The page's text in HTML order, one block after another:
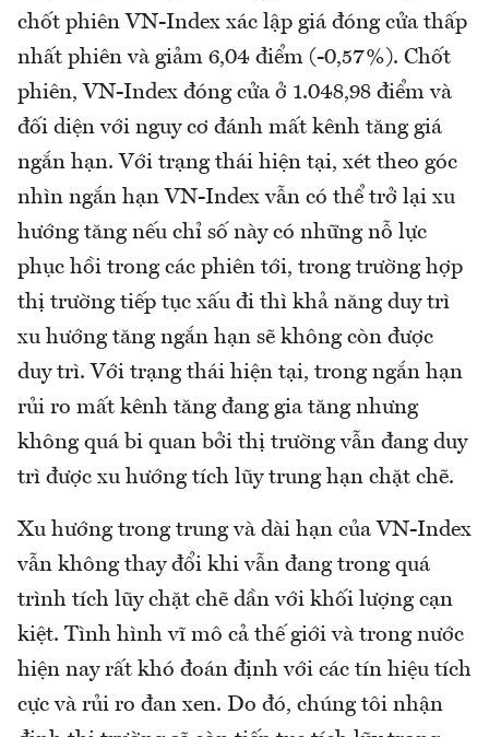
chốt phiên VN-Index xác lập giá đóng cửa thấp
nhất phiên và giảm 6,04 điểm (-0,57%). Chốt
phiên, VN-Index đóng cửa ở 1.048,98 điểm và
đối diện với nguy cơ đánh mất kênh tăng giá
ngắn hạn. Với trạng thái hiện tại, xét theo góc
nhìn ngắn hạn VN-Index vẫn có thể trở lại xu
hướng tăng nếu chỉ số này có những nỗ lực
phục hồi trong các phiên tới, trong trường hợp
thị trường tiếp tục xấu đi thì khả năng duy trì
xu hướng tăng ngắn hạn sẽ không còn được
duy trì. Với trạng thái hiện tại, trong ngắn hạn
rủi ro mất kênh tăng đang gia tăng nhưng
không quá bi quan bởi thị trường vẫn đang duy
trì được xu hướng tích lũy trung hạn chặt chẽ.
Xu hướng trong trung và dài hạn của VN-Index
vẫn không thay đổi khi vẫn đang trong quá
trình tích lũy chặt chẽ dần với khối lượng cạn
kiệt. Tình hình vĩ mô cả thế giới và trong nước
hiện nay rất khó đoán định với các tín hiệu tích
cực và rủi ro đan xen. Do đó, chúng tôi nhận